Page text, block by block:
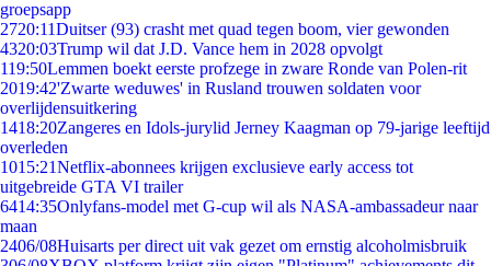
groepsapp
2720:11Duitser (93) crasht met quad tegen boom, vier gewonden
4320:03Trump wil dat J.D. Vance hem in 2028 opvolgt
119:50Lemmen boekt eerste profzege in zware Ronde van Polen-rit
2019:42'Zwarte weduwes' in Rusland trouwen soldaten voor
overlijdensuitkering
1418:20Zangeres en Idols-jurylid Jerney Kaagman op 79-jarige leeftijd
overleden
1015:21Netflix-abonnees krijgen exclusieve early access tot
uitgebreide GTA VI trailer
6414:35Onlyfans-model met G-cup wil als NASA-ambassadeur naar
maan
2406/08Huisarts per direct uit vak gezet om ernstig alcoholmisbruik